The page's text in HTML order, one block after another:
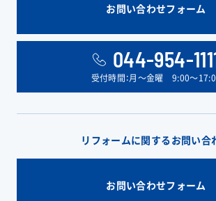
お問い合わせフォーム
044-954-
受付時間：月〜金曜 9:00〜
リフォームに関するお問い合
お問い合わせフォーム